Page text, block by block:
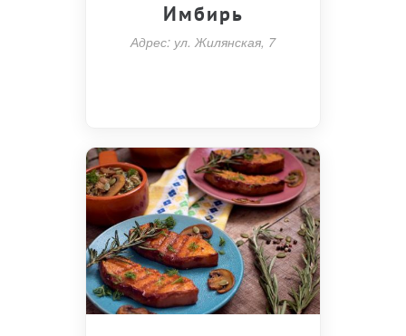
Имбирь
Адрес: ул. Жилянская, 7